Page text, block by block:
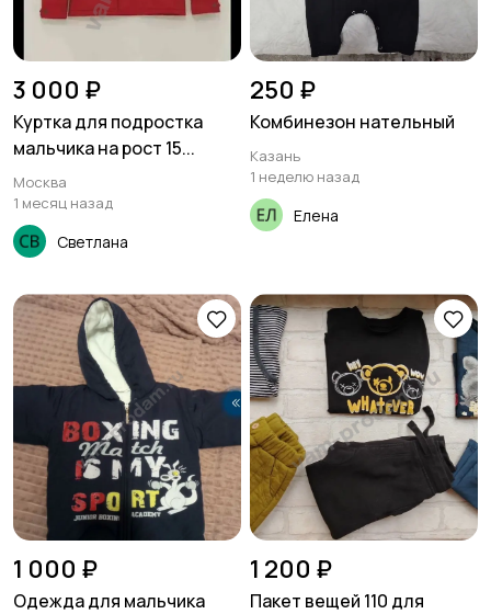
3 000 ₽
Куртка для подростка
мальчика на рост 15...
Москва
1 месяц назад
Светлана
250 ₽
Комбинезон нательный
Казань
1 неделю назад
Елена
1 000 ₽
Одежда для мальчика
1 200 ₽
Пакет вещей 110 для